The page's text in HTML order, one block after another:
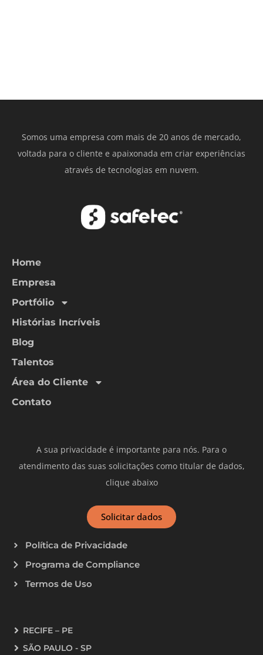
Somos uma empresa com mais de 20 anos de mercado,
voltada para o cliente e apaixonada em criar experiências
através de tecnologias em nuvem.
Home
Empresa
Portfólio
Histórias Incríveis
Blog
Talentos
Área do Cliente
Contato
A sua privacidade é importante para nós. Para o
atendimento das suas solicitações como titular de dados,
clique abaixo
Solicitar dados
Política de Privacidade
Programa de Compliance
Termos de Uso
RECIFE – PE
SÃO PAULO - SP